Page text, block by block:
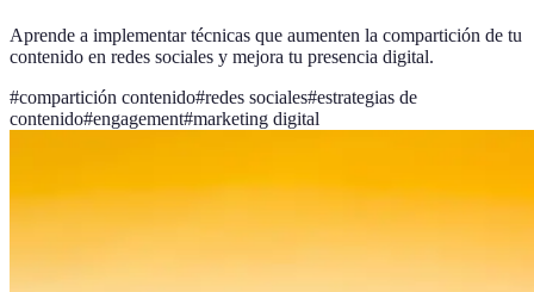
Aprende a implementar técnicas que aumenten la compartición de tu
contenido en redes sociales y mejora tu presencia digital.
#compartición contenido#redes sociales#estrategias de
contenido#engagement#marketing digital